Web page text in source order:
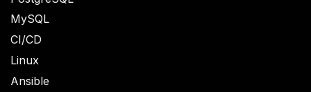
MySQL
CI/CD
Linux
Ansible